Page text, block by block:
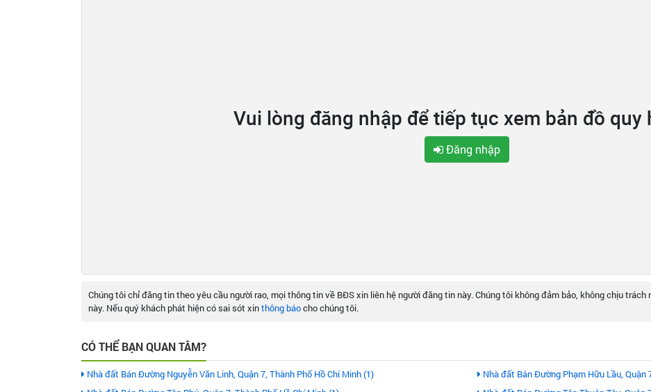
Vui lòng đăng nhập để tiếp tục xem bản đồ quy
Đăng nhập
Chúng tôi chỉ đăng tin theo yêu cầu người rao, mọi thông tin về BĐS xin liên hệ người đăng tin này. Chúng tôi không đảm bảo, không chịu
này. Nếu quý khách phát hiện có sai sót xinthông báocho chúng tôi.
CÓ THỂ BẠN QUAN TÂM?
Nhà đất Bán Đường Nguyễn Văn Linh, Quận 7, Thành Phố Hồ Chí Minh (1)
Nhà đất Bán Đường Phạm Hữu Lầu, Quận